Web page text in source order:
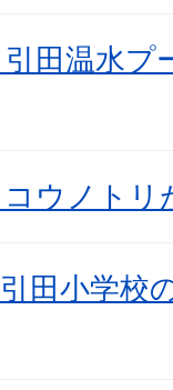
田温水プ
ウノトリ
田小学校